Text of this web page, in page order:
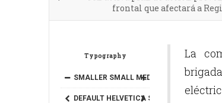
frontal que afectará a
Typography
SMALLER SMALL MEDIUM BIGGER
DEFAULT HELVETICA SEGOE
La